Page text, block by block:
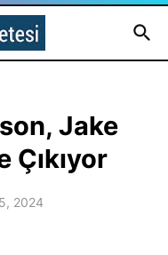
Jake
Çıkıyor
2024